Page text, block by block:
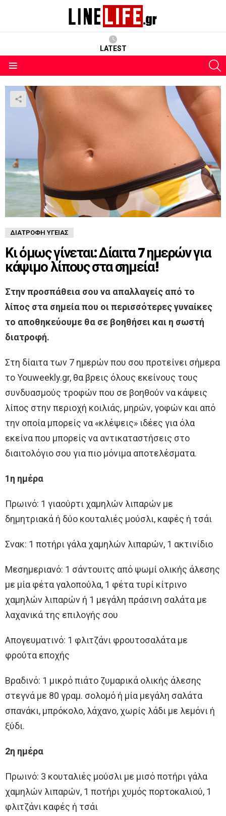
LATEST
ΔΙΑΤΡΟΦΉ ΥΓΕΊΑΣ
Κι όμως γίνεται: Δίαιτα 7 ημερών για
κάψιμο λίπους στα σημεία!
Στην προσπάθεια σου να απαλλαγείς από το
λίπος στα σημεία που οι περισσότερες γυναίκες
το αποθηκεύουμε θα σε βοηθήσει και η σωστή
διατροφή.
Στη δίαιτα των 7 ημερών που σου προτείνει σήμερα
το Youweekly.gr, θα βρεις όλους εκείνους τους
συνδυασμούς τροφών που σε βοηθούν να κάψεις
λίπος στην περιοχή κοιλιάς, μηρών, γοφών και από
την οποία μπορείς να «κλέψεις» ιδέες για όλα
εκείνα που μπορείς να αντικαταστήσεις στο
διαιτολόγιο σου για πιο μόνιμα αποτελέσματα.
1η ημέρα
Πρωινό: 1 γιαούρτι χαμηλών λιπαρών με
δημητριακά ή δύο κουταλιές μούσλι, καφές ή τσάι
Σνακ: 1 ποτήρι γάλα χαμηλών λιπαρών, 1 ακτινίδιο
Μεσημεριανό: 1 σάντουιτς από ψωμί ολικής άλεσης
με μία φέτα γαλοπούλα, 1 φέτα τυρί κίτρινο
χαμηλών λιπαρών ή 1 μεγάλη πράσινη σαλάτα με
λαχανικά της επιλογής σου
Απογευματινό: 1 φλιτζάνι φρουτοσαλάτα με
φρούτα εποχής
Βραδινό: 1 μικρό πιάτο ζυμαρικά ολικής άλεσης
στεγνά με 80 γραμ. σολομό ή μία μεγάλη σαλάτα
σπανάκι, μπρόκολο, λάχανο, χωρίς λάδι με λεμόνι ή
ξύδι.
2η ημέρα
Πρωινό: 3 κουταλιές μούσλι με μισό ποτήρι γάλα
χαμηλών λιπαρών, 1 ποτήρι χυμός πορτοκαλιού, 1
φλιτζάνι καφές ή τσάι